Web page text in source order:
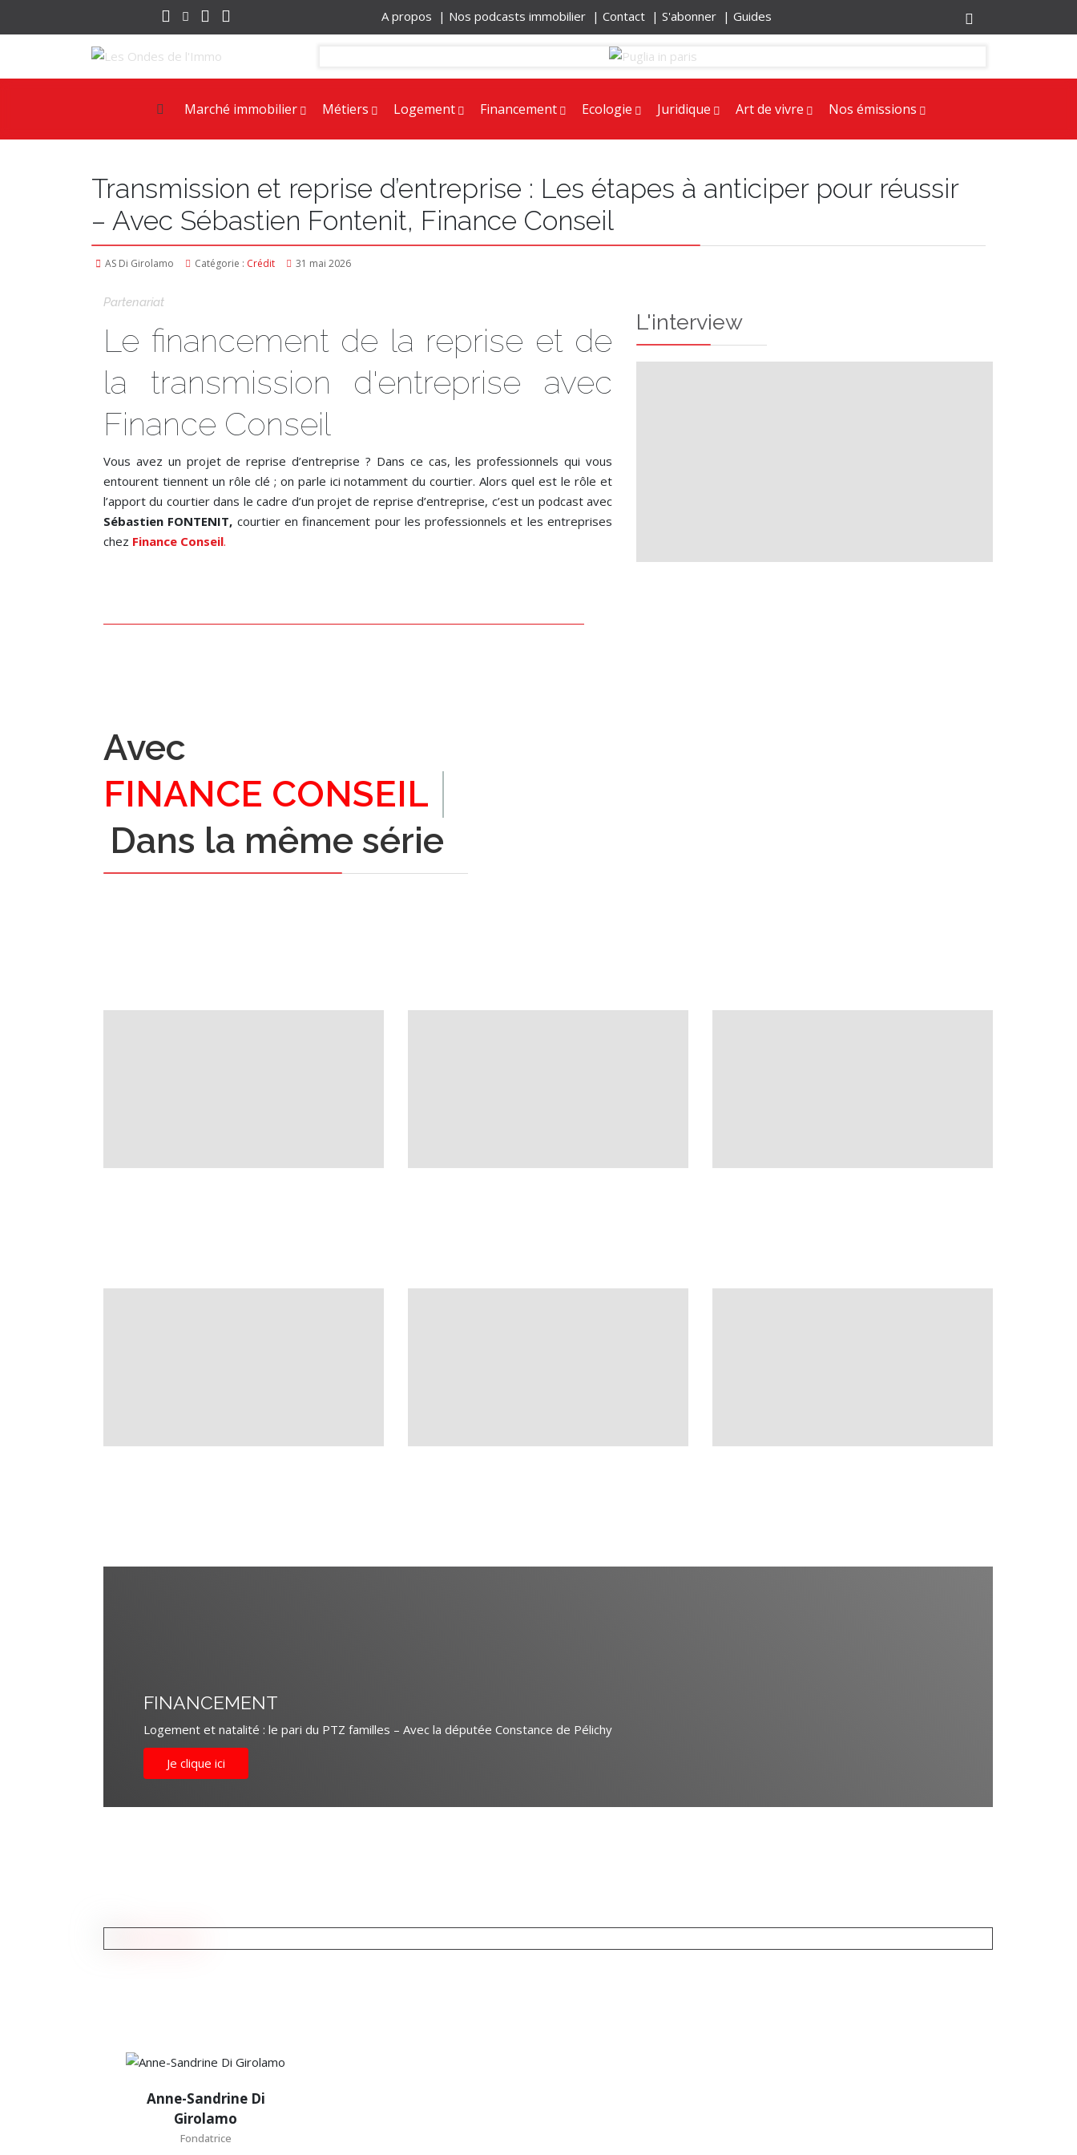
A propos | Nos podcasts immobilier | Contact | S'abonner | Guides
Marché immobilier Métiers Logement Financement Ecologie Juridique Art de vivre Nos émissions
Transmission et reprise d’entreprise : Les étapes à anticiper pour réussir
– Avec Sébastien Fontenit, Finance Conseil
AS Di Girolamo Catégorie : Crédit 31 mai 2026
Partenariat
Le financement de la reprise et de
la transmission d'entreprise avec
Finance Conseil
Vous avez un projet de reprise d’entreprise ? Dans ce cas, les professionnels qui vous
entourent tiennent un rôle clé ; on parle ici notamment du courtier. Alors quel est le rôle et
l’apport du courtier dans le cadre d’un projet de reprise d’entreprise, c’est un podcast avec
Sébastien FONTENIT, courtier en financement pour les professionnels et les entreprises
chez Finance Conseil.
L'interview
Avec
FINANCE CONSEIL
Dans la même série
FINANCEMENT
Logement et natalité : le pari du PTZ familles – Avec la députée Constance de Pélichy
Je clique ici
Anne-Sandrine Di
Girolamo
Fondatrice
Anne-Sandrine
Di Girolamo
Fondatrice